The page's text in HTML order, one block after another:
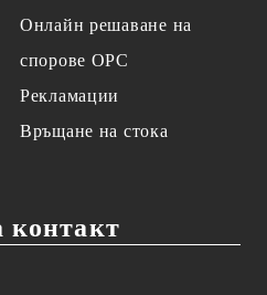
Онлайн решаване на
спорове OPC
Рекламации
Връщане на стока